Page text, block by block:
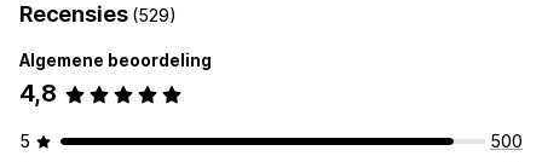
Recensies (529)
Algemene beoordeling
4,8
5
500